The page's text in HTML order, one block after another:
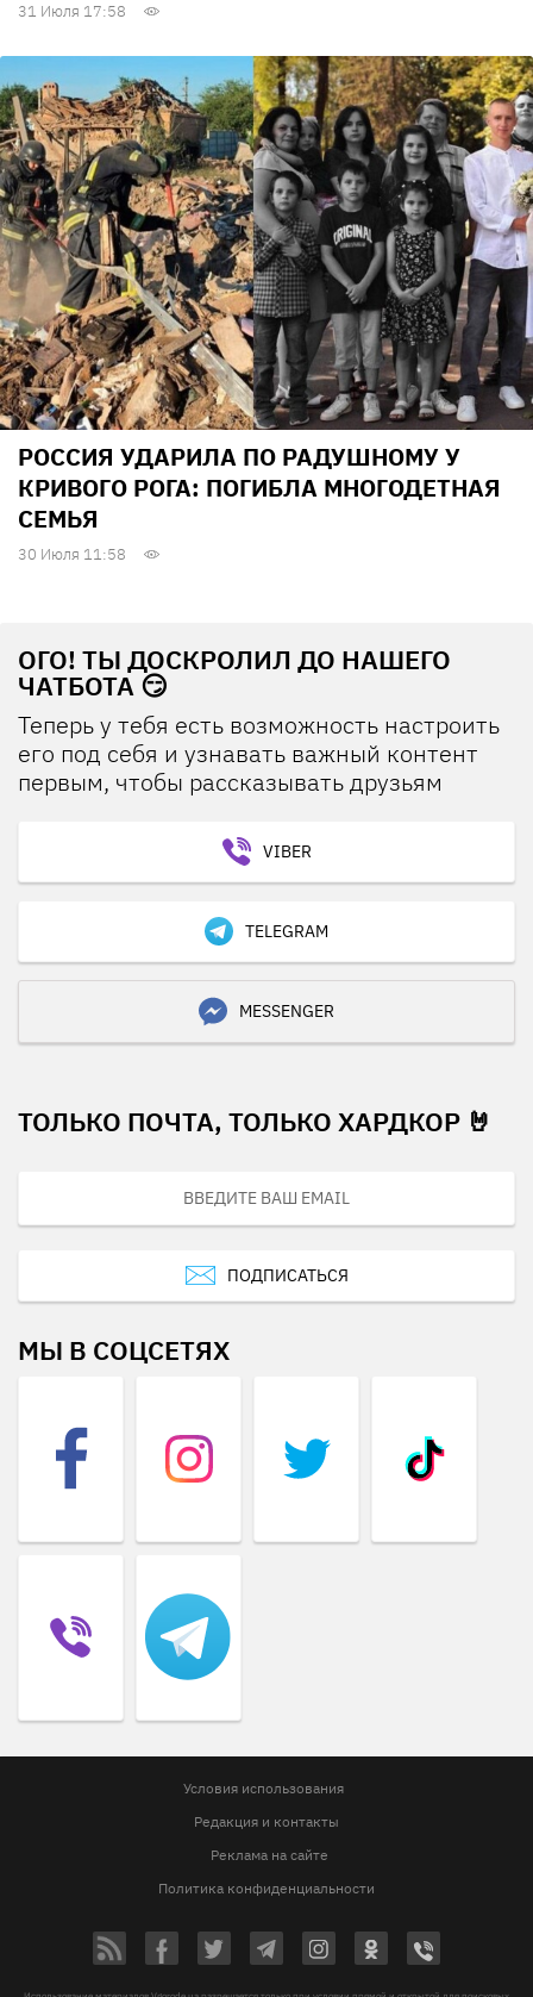
31 Июля 17:58
РОССИЯ УДАРИЛА ПО РАДУШНОМУ У
КРИВОГО РОГА: ПОГИБЛА МНОГОДЕТНАЯ
СЕМЬЯ
30 Июля 11:58
ОГО! ТЫ ДОСКРОЛИЛ ДО НАШЕГО
ЧАТБОТА 😏
Теперь у тебя есть возможность настроить
его под себя и узнавать важный контент
первым, чтобы рассказывать друзьям
VIBER
TELEGRAM
MESSENGER
ТОЛЬКО ПОЧТА, ТОЛЬКО ХАРДКОР 🤘
ПОДПИСАТЬСЯ
МЫ В СОЦСЕТЯХ
Условия использования
Редакция и контакты
Реклама на сайте
Политика конфиденциальности